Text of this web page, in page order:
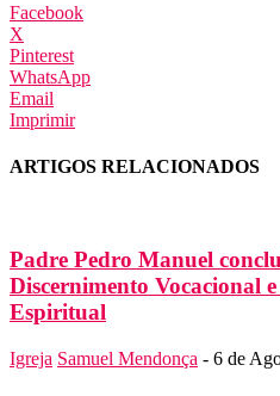
Facebook
X
Pinterest
WhatsApp
Email
Imprimir
ARTIGOS RELACIONADOS
Padre Pedro Manuel
Discernimento Vocacional
Espiritual
Igreja Samuel Mendonça - 6 de